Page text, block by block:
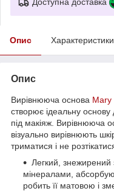
Опис Характеристики
Опис
Вирівнююча основа Mary
створює ідеальну
під макіяж. Вирівнююча
візуально вирівнюють
триматися і не
Легкий, знежирений
мінералами,
робить її матовою і